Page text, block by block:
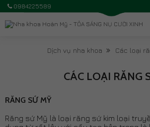
0984225589
Niềng răng mặt trong
Chỉnh nha niềng răng
Dịch vụ nha khoa Các loại
CÁC LOẠI RĂNG
RĂNG SỨ MỸ
Răng sứ Mỹ là loại răng sứ kim loại